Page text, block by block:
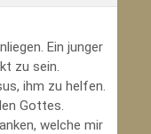
Ein junger
zu sein.
ihm zu helfen.
Gottes.
welche mir